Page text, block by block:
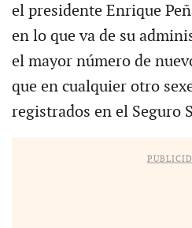
el presidente Enrique
en lo que va de su
el mayor número de
que en cualquier otro
registrados en el Seguro